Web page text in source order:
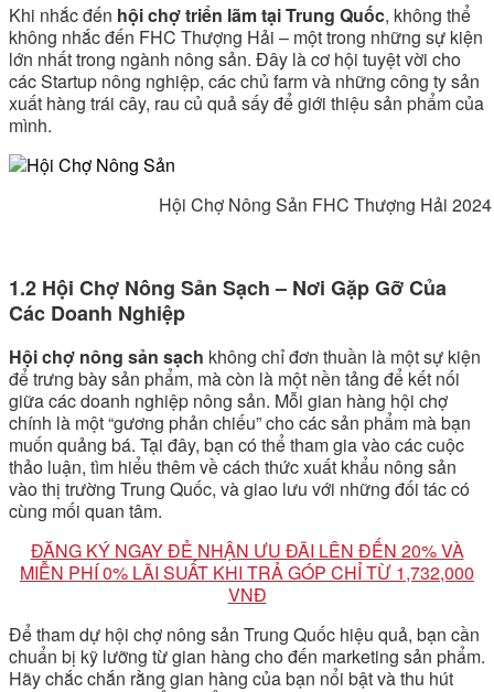
Khi nhắc đến hội chợ triển lãm tại Trung Quốc, không thể
không nhắc đến FHC Thượng Hải – một trong những sự kiện
lớn nhất trong ngành nông sản. Đây là cơ hội tuyệt vời cho
các Startup nông nghiệp, các chủ farm và những công ty sản
xuất hàng trái cây, rau củ quả sấy để giới thiệu sản phẩm của
mình.
Hội Chợ Nông Sản FHC Thượng Hải 2024
1.2 Hội Chợ Nông Sản Sạch – Nơi Gặp Gỡ Của
Các Doanh Nghiệp
Hội chợ nông sản sạch không chỉ đơn thuần là một sự kiện
để trưng bày sản phẩm, mà còn là một nền tảng để kết nối
giữa các doanh nghiệp nông sản. Mỗi gian hàng hội chợ
chính là một “gương phản chiếu” cho các sản phẩm mà bạn
muốn quảng bá. Tại đây, bạn có thể tham gia vào các cuộc
thảo luận, tìm hiểu thêm về cách thức xuất khẩu nông sản
vào thị trường Trung Quốc, và giao lưu với những đối tác có
cùng mối quan tâm.
ĐĂNG KÝ NGAY ĐẺ NHẬN ƯU ĐÃI LÊN ĐẾN 20% VÀ
MIỄN PHÍ 0% LÃI SUẤT KHI TRẢ GÓP CHỈ TỪ 1,732,000
VNĐ
Để tham dự hội chợ nông sản Trung Quốc hiệu quả, bạn cần
chuẩn bị kỹ lưỡng từ gian hàng cho đến marketing sản phẩm.
Hãy chắc chắn rằng gian hàng của bạn nổi bật và thu hút